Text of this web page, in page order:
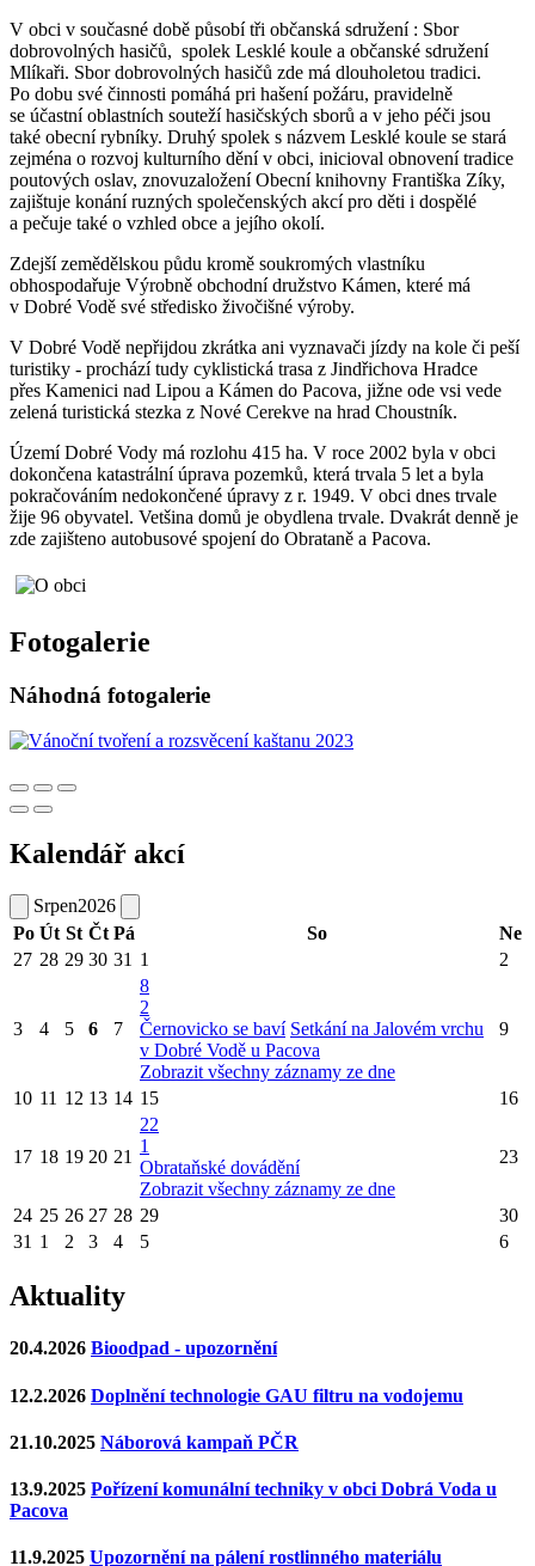
V obci v současné době působí tři občanská sdružení : Sbor
dobrovolných hasičů, spolek Lesklé koule a občanské sdružení
Mlíkaři. Sbor dobrovolných hasičů zde má dlouholetou tradici.
Po dobu své činnosti pomáhá pri hašení požáru, pravidelně
se účastní oblastních souteží hasičských sborů a v jeho péči jsou
také obecní rybníky. Druhý spolek s názvem Lesklé koule se stará
zejména o rozvoj kulturního dění v obci, inicioval obnovení tradice
poutových oslav, znovuzaložení Obecní knihovny Františka Zíky,
zajištuje konání ruzných společenských akcí pro děti i dospělé
a pečuje také o vzhled obce a jejího okolí.
Zdejší zemědělskou půdu kromě soukromých vlastníku
obhospodařuje Výrobně obchodní družstvo Kámen, které má
v Dobré Vodě své středisko živočišné výroby.
V Dobré Vodě nepřijdou zkrátka ani vyznavači jízdy na kole či peší
turistiky - prochází tudy cyklistická trasa z Jindřichova Hradce
přes Kamenici nad Lipou a Kámen do Pacova, jižne ode vsi vede
zelená turistická stezka z Nové Cerekve na hrad Choustník.
Území Dobré Vody má rozlohu 415 ha. V roce 2002 byla v obci
dokončena katastrální úprava pozemků, která trvala 5 let a byla
pokračováním nedokončené úpravy z r. 1949. V obci dnes trvale
žije 96 obyvatel. Vetšina domů je obydlena trvale. Dvakrát denně je
zde zajišteno autobusové spojení do Obrataně a Pacova.
Fotogalerie
Náhodná fotogalerie
Kalendář akcí
Srpen2026
Po Út St Čt Pá So
Ne
27 28 29 30 31 1 2
3 4 5 6 7
8
2
Černovicko se baví Setkání na Jalovém vrchu
v Dobré Vodě u Pacova
Zobrazit všechny záznamy ze dne
9
10 11 12 13 14 15 16
17 18 19 20 21
22
1
Obrataňské dovádění
Zobrazit všechny záznamy ze dne
23
24 25 26 27 28 29
30
31 1 2 3 4 5 6
Aktuality
20.4.2026 Bioodpad - upozornění
12.2.2026 Doplnění technologie GAU filtru na vodojemu
21.10.2025 Náborová kampaň PČR
13.9.2025 Pořízení komunální techniky v obci Dobrá Voda u
Pacova
11.9.2025 Upozornění na pálení rostlinného materiálu